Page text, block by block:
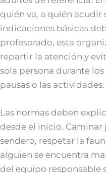
quién va, a quién acudir
indicaciones básicas
profesorado, esta
repartir la atención y
sola persona durante
pausas o las actividades.
Las normas deben
desde el inicio. Caminar
sendero, respetar la
alguien se encuentra
del equipo responsable